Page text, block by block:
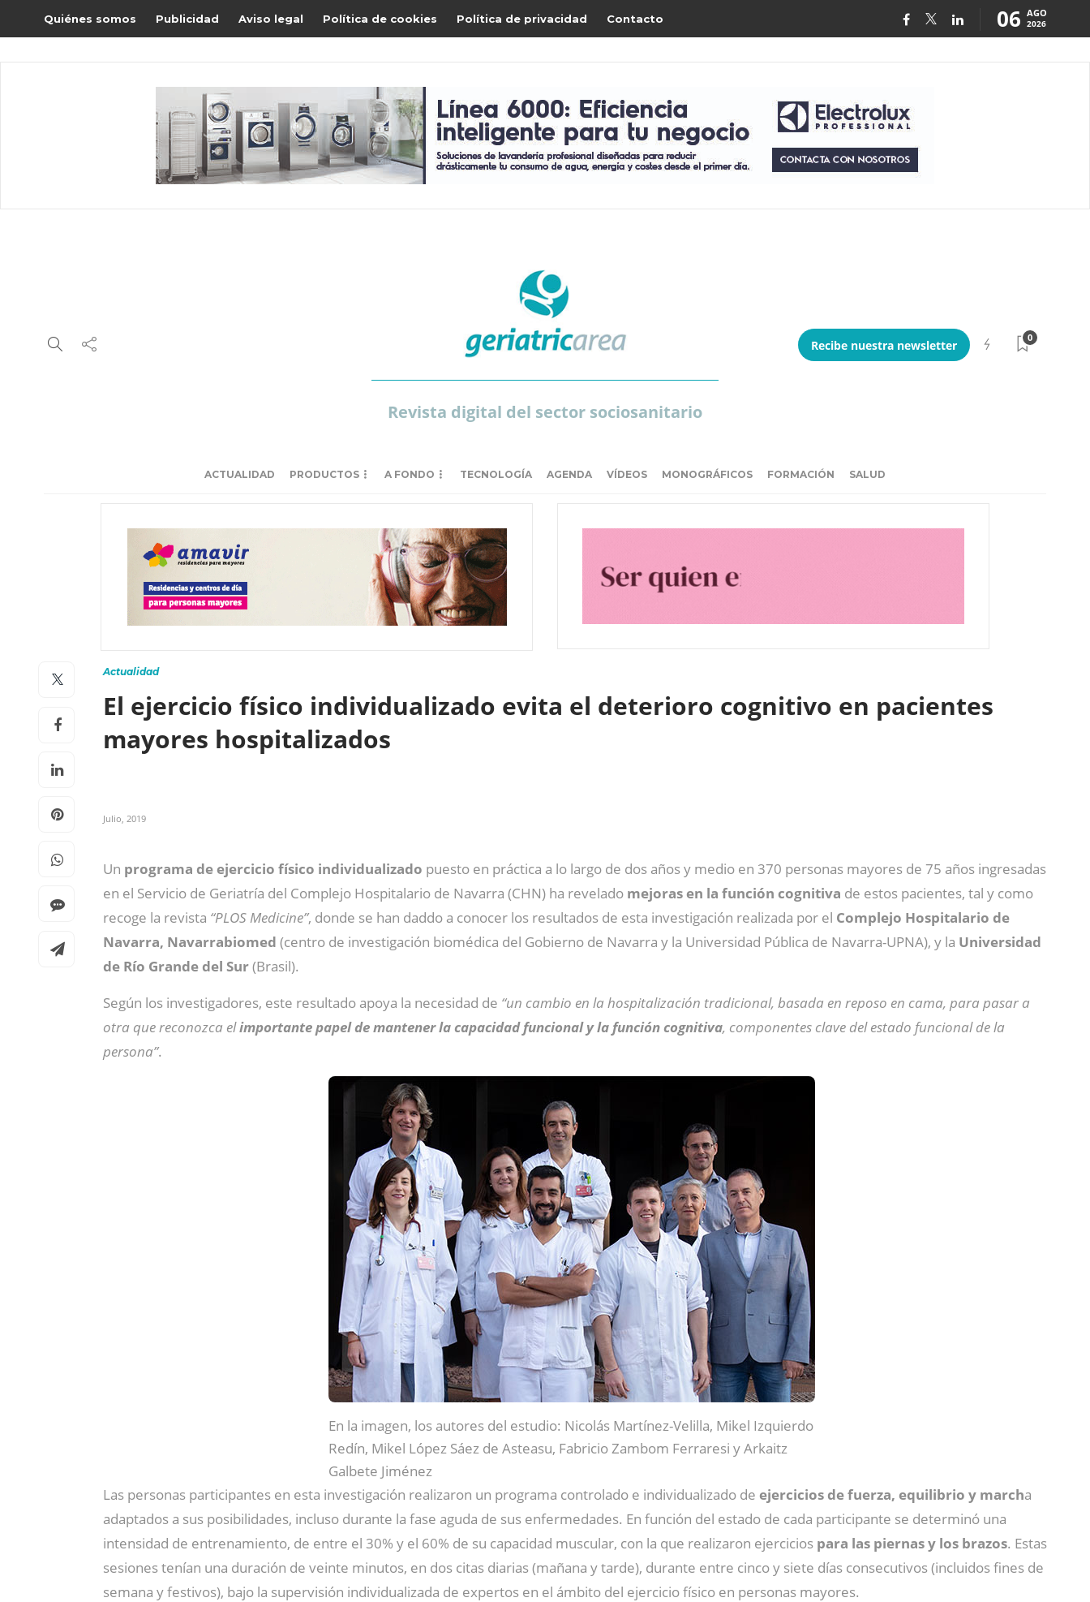
Quiénes somos Publicidad Aviso legal Política de cookies Política de privacidad Contacto 06 AGO
2026
Revista digital del sector sociosanitario
Recibe nuestra newsletter
0
ACTUALIDAD PRODUCTOS A FONDO TECNOLOGÍA AGENDA VÍDEOS MONOGRÁFICOS FORMACIÓN SALUD
Actualidad
El ejercicio físico individualizado evita el deterioro cognitivo en pacientes
mayores hospitalizados
Julio, 2019
Un programa de ejercicio físico individualizado puesto en práctica a lo largo de dos años y medio en 370 personas mayores de 75 años ingresadas
en el Servicio de Geriatría del Complejo Hospitalario de Navarra (CHN) ha revelado mejoras en la función cognitiva de estos pacientes, tal y como
recoge la revista “PLOS Medicine”, donde se han daddo a conocer los resultados de esta investigación realizada por el Complejo Hospitalario de
Navarra, Navarrabiomed (centro de investigación biomédica del Gobierno de Navarra y la Universidad Pública de Navarra-UPNA), y la Universidad
de Río Grande del Sur(Brasil).
Según los investigadores, este resultado apoya la necesidad de “un cambio en la hospitalización tradicional, basada en reposo en cama, para pasar a
otra que reconozca elimportante papel de mantener la capacidad funcional y la función cognitiva, componentes clave del estado funcional de la
persona”.
En la imagen, los autores del estudio: Nicolás Martínez-Velilla, Mikel Izquierdo
Redín, Mikel López Sáez de Asteasu, Fabricio Zambom Ferraresi y Arkaitz
Galbete Jiménez
Las personas participantes en esta investigación realizaron un programa controlado e individualizado de ejercicios de fuerza, equilibrio y marcha
adaptados a sus posibilidades, incluso durante la fase aguda de sus enfermedades. En función del estado de cada participante se determinó una
intensidad de entrenamiento, de entre el 30% y el 60% de su capacidad muscular, con la que realizaron ejercicios para las piernas y los brazos. Estas
sesiones tenían una duración de veinte minutos, en dos citas diarias (mañana y tarde), durante entre cinco y siete días consecutivos (incluidos fines de
semana y festivos), bajo la supervisión individualizada de expertos en el ámbito del ejercicio físico en personas mayores.